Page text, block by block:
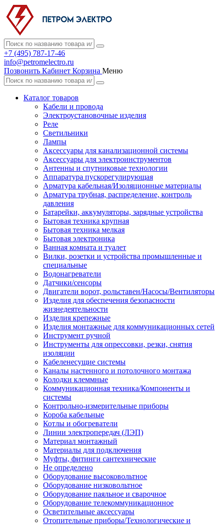
+7 (495) 787-17-46
info@petromelectro.ru
Позвонить Кабинет Корзина Меню
Каталог товаров
Кабели и провода
Электроустановочные изделия
Реле
Светильники
Лампы
Аксессуары для канализационной системы
Аксессуары для электроинструментов
Антенны и спутниковые технологии
Аппаратура пускорегулирующая
Арматура кабельная/Изоляционные материалы
Арматура трубная, распределение, контроль
давления
Батарейки, аккумуляторы, зарядные устройства
Бытовая техника крупная
Бытовая техника мелкая
Бытовая электроника
Ванная комната и туалет
Вилки, розетки и устройства промышленные и
специальные
Водонагреватели
Датчики/сенсоры
Двигатели ворот, рольставен/Насосы/Вентиляторы
Изделия для обеспечения безопасности
жизнедеятельности
Изделия крепежные
Изделия монтажные для коммуникационных сетей
Инструмент ручной
Инструменты для опрессовки, резки, снятия
изоляции
Кабеленесущие системы
Каналы настенного и потолочного монтажа
Колодки клеммные
Коммуникационная техника/Компоненты и
системы
Контрольно-измерительные приборы
Короба кабельные
Котлы и обогреватели
Линии электропередач (ЛЭП)
Материал монтажный
Материалы для подключения
Муфты, фитинги сантехнические
Не определено
Оборудование высоковольтное
Оборудование низковольтное
Оборудование паяльное и сварочное
Оборудование телекоммуникационное
Осветительные аксессуары
Отопительные приборы/Технологические и